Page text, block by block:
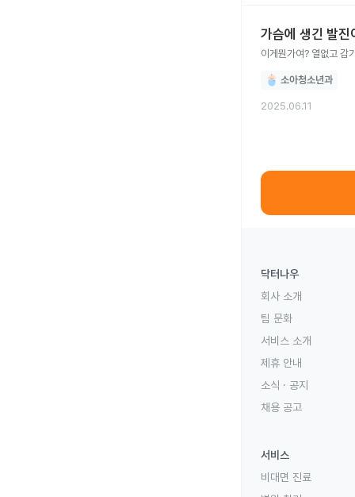
가슴에 생긴 발
이게뭔가여? 열없고 감
소아청소년과
2025.06.11
닥터나우
회사 소개
팀 문화
서비스 소개
제휴 안내
소식 · 공지
채용 공고
서비스
비대면 진료